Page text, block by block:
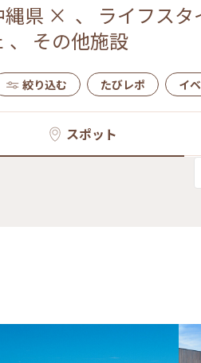
縄県 × 、 ライフスタ
、 その他施設
絞り込む たびレポ イ
スポット